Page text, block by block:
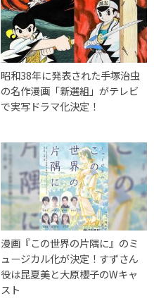
昭和38年に発表された手塚治虫
の名作漫画「新選組」がテレビ
で実写ドラマ化決定！
漫画『この世界の片隅に』のミ
ュージカル化が決定！すずさん
役は昆夏美と大原櫻子のWキャ
スト